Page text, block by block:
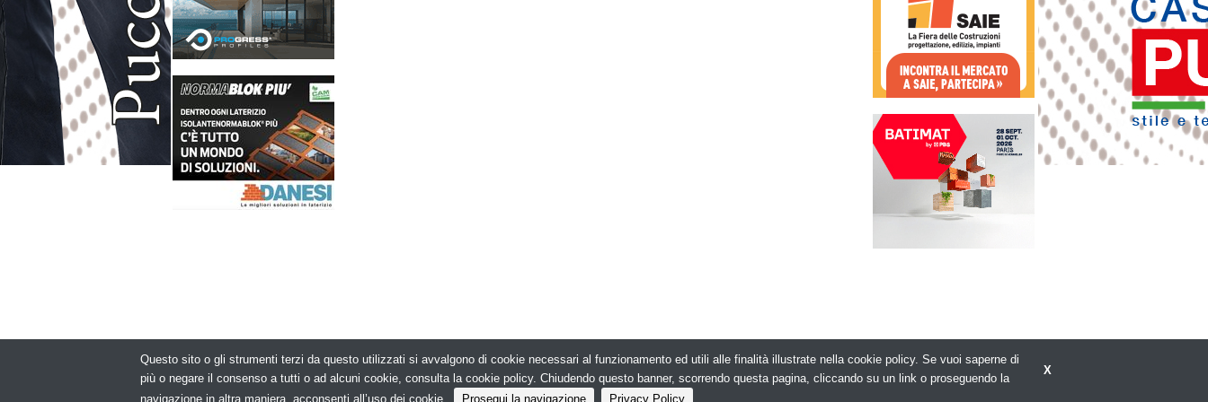
© Copyright 2026. Edilizia in Rete - N.ro Iscrizione ROC 5836 -Privacy policy X
Questo sito o gli strumenti terzi da questo utilizzati si avvalgono di cookie necessari al funzionamento ed utili alle finalità illustrate nella cookie policy. Se vuoi saperne di
più o negare il consenso a tutti o ad alcuni cookie, consulta la cookie policy. Chiudendo questo banner, scorrendo questa pagina, cliccando su un link o proseguendo la
navigazione in altra maniera, acconsenti all’uso dei cookie.
Prosegui la navigazione Privacy Policy